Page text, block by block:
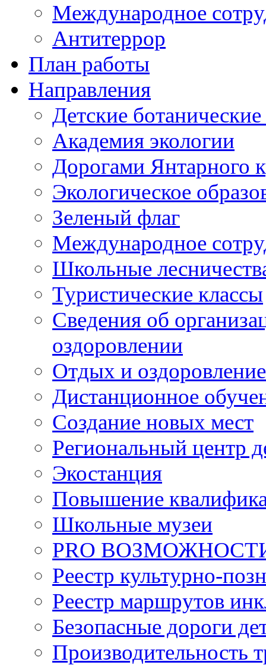
Международное
Антитеррор
План работы
Направления
Детские
Академия экологии
Дорогами Янтарного
Экологическое
Зеленый флаг
Международное
Школьные
Туристические классы
Сведения об
оздоровлении
Отдых и
Дистанционное
Создание новых мест
Региональный центр
Экостанция
Повышение
Школьные музеи
PRO
Реестр культурно-
Реестр маршрутов
Безопасные дороги
Производительность